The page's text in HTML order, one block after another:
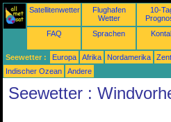
Satellitenwetter
Flughafen
Wetter
10-
FAQ Sprachen
Seewetter : Europa Afrika Nordamerika
Indischer Ozean
Andere
Seewetter :